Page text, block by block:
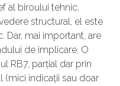
al biroului tehnic.
structural, el este
mai important, are
de implicare. O
RB7, parțial dar prin
(mici indicații sau doar